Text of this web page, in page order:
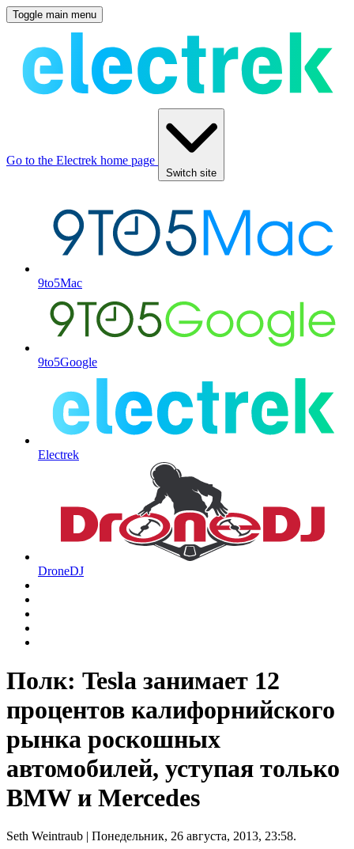
Toggle main menu
Go to the Electrek home page
Switch site
9to5Mac
9to5Google
Electrek
DroneDJ
Полк: Tesla занимает 12
процентов калифорнийского
рынка роскошных
автомобилей, уступая только
BMW и Mercedes
Seth Weintraub | Понедельник, 26 августа, 2013, 23:58.